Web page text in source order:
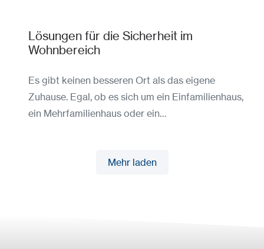
Lösungen für die Sicherheit im
Wohnbereich
Es gibt keinen besseren Ort als das eigene
Zuhause. Egal, ob es sich um ein Einfamilienhaus,
ein Mehrfamilienhaus oder ein…
Mehr laden